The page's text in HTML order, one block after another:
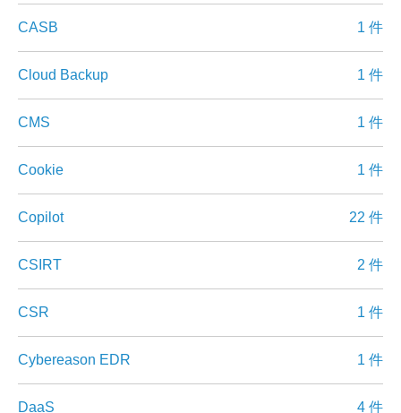
CASB 1 件
Cloud Backup 1 件
CMS 1 件
Cookie 1 件
Copilot 22 件
CSIRT 2 件
CSR 1 件
Cybereason EDR 1 件
DaaS 4 件